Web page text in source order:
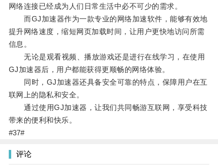
网络连接已经成为人们日常生活中必不可少的需求。
而GJ加速器作为一款专业的网络加速软件，能够有效地
提升网络速度，缩短网页加载时间，让用户更快地访问所需
信息。
无论是观看视频、播放游戏还是进行在线学习，在使用
GJ加速器后，用户都能获得更顺畅的网络体验。
同时，GJ加速器还具备安全可靠的特点，保障用户在互
联网上的隐私和安全。
通过使用GJ加速器，让我们共同畅游互联网，享受科技
带来的便利和快乐。
#37#
评论